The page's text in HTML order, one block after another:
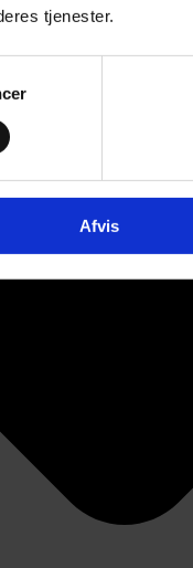
tjenester.
Afvis